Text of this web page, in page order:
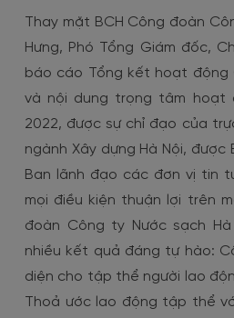
Thay mặt BCH Công đoàn
Hưng, Phó Tổng Giám đốc,
báo cáo Tổng kết hoạt động
và nội dung trọng tâm hoạt
2022, được sự chỉ đạo của
ngành Xây dựng Hà Nội,
Ban lãnh đạo các đơn vị tin
mọi điều kiện thuận lợi trên
đoàn Công ty Nước sạch
nhiều kết quả đáng tự hào:
diện cho tập thể người lao
Thoả ước lao động tập thể